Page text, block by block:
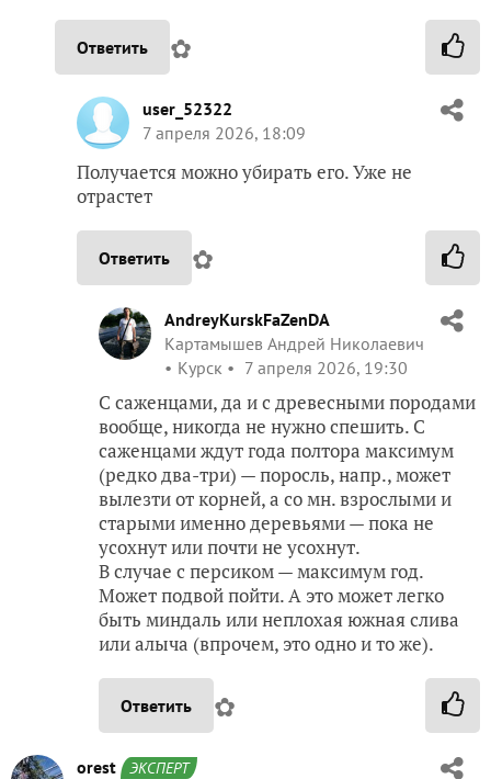
Ответить ✿
user_52322
7 апреля 2026, 18:09
Получается можно убирать его. Уже не
отрастет
Ответить ✿
AndreyKurskFaZenDA
Картамышев Андрей Николаевич
Курск
7 апреля 2026, 19:30
С саженцами, да и с древесными породами
вообще, никогда не нужно спешить. С
саженцами ждут года полтора максимум
(редко два-три) — поросль, напр., может
вылезти от корней, а со мн. взрослыми и
старыми именно деревьями — пока не
усохнут или почти не усохнут.
В случае с персиком — максимум год.
Может подвой пойти. А это может легко
быть миндаль или неплохая южная слива
или алыча (впрочем, это одно и то же).
Ответить ✿
orest ЭКСПЕРТ